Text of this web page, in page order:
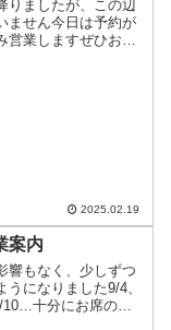
りましたが、この辺
ません今日は予約が
営業しますぜひお出
2025.02.19
案内
響もなく、少しずつ
になりました9/4、
十分にお席のご